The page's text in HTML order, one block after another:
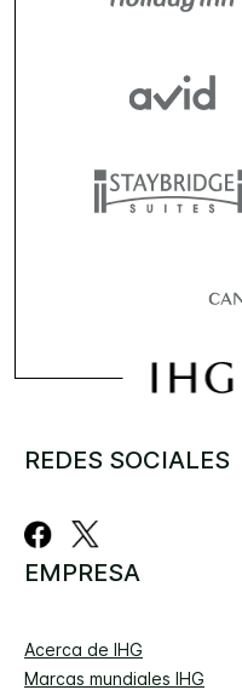
REDES SOCIALES
EMPRESA
Acerca de IHG
Marcas mundiales IHG